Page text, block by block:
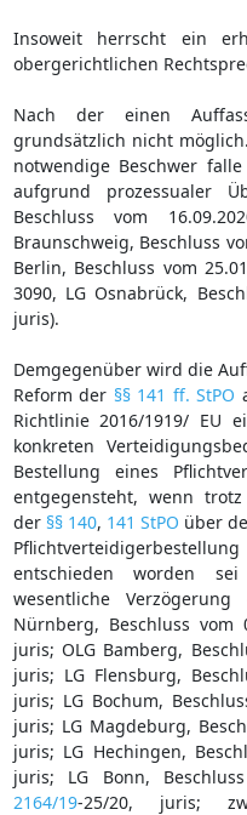
Insoweit herrscht ein
obergerichtlichen
Nach der einen
grundsätzlich nicht
notwendige Beschwer
aufgrund prozessualer
Beschluss vom
Braunschweig, Beschluss
Berlin, Beschluss vom
3090, LG Osnabrück,
juris).
Demgegenüber wird die
Reform der §§ 141 ff. StPO
Richtlinie 2016/1919/ EU
konkreten
Bestellung eines
entgegensteht, wenn
der §§ 140, 141 StPO über
entschieden worden
wesentliche
Nürnberg, Beschluss vom
juris; OLG Bamberg,
juris; LG Flensburg,
juris; LG Bochum,
juris; LG Magdeburg,
juris; LG Hechingen,
juris; LG Bonn,
2164/19-25/20, juris;